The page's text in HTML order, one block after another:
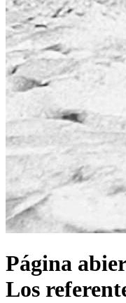
Página
Los